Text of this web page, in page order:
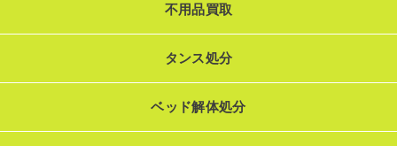
不用品買取
タンス処分
ベッド解体処分